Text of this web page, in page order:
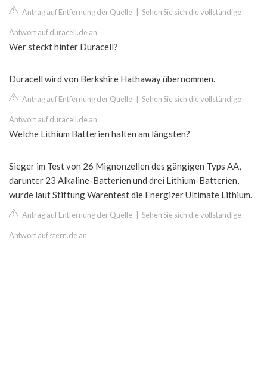
Antrag auf Entfernung der Quelle Sehen Sie sich die vollständige
Antwort auf duracell.de an
Wer steckt hinter Duracell?
Duracell wird von Berkshire Hathaway übernommen.
Antrag auf Entfernung der Quelle Sehen Sie sich die vollständige
Antwort auf duracell.de an
Welche Lithium Batterien halten am längsten?
Sieger im Test von 26 Mignonzellen des gängigen Typs AA,
darunter 23 Alkaline-Batterien und drei Lithium-Batterien,
wurde laut Stiftung Warentest die Energizer Ultimate Lithium.
Antrag auf Entfernung der Quelle Sehen Sie sich die vollständige
Antwort auf stern.de an